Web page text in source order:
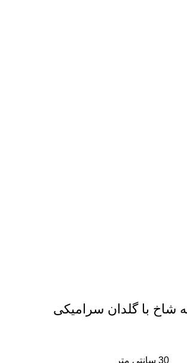
شاخ با گلدان سرامیکی
30 سانتی متر